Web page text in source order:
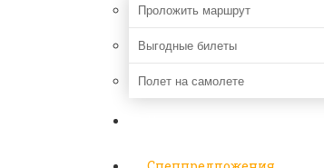
Проложить маршрут
Выгодные билеты
Полет на самолете